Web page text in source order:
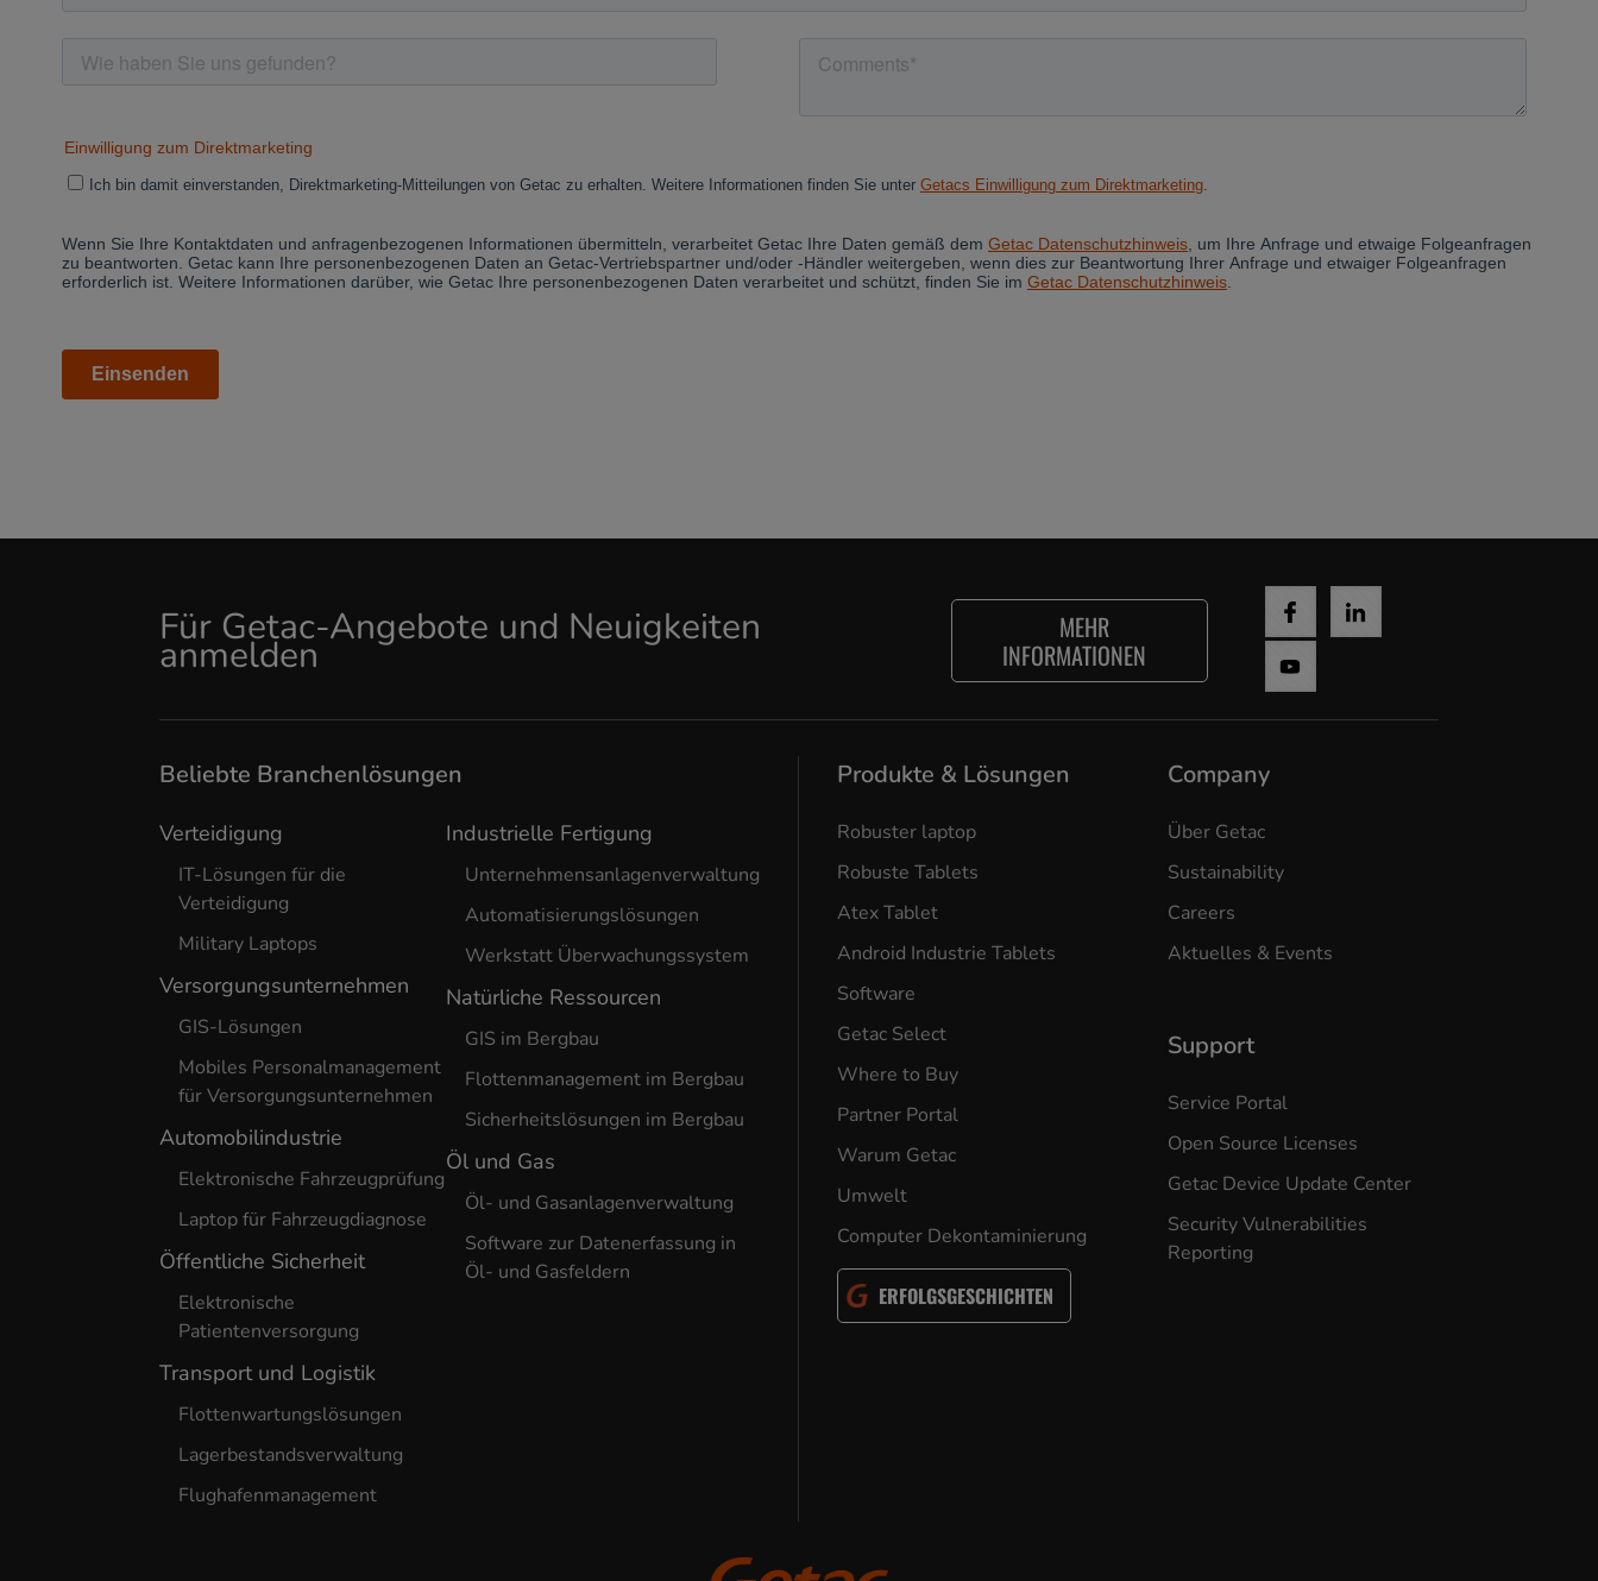
Für Getac-Angebote und Neuigkeiten
anmelden
MEHR
INFORMATIONEN
Beliebte Branchenlösungen
Verteidigung
IT-Lösungen für die
Verteidigung
Military Laptops
Versorgungsunternehmen
GIS-Lösungen
Mobiles Personalmanagement
für Versorgungsunternehmen
Automobilindustrie
Elektronische Fahrzeugprüfung
Laptop für Fahrzeugdiagnose
Öffentliche Sicherheit
Elektronische
Patientenversorgung
Transport und Logistik
Flottenwartungslösungen
Lagerbestandsverwaltung
Flughafenmanagement
Industrielle Fertigung
Unternehmensanlagenverwaltung
Automatisierungslösungen
Werkstatt Überwachungssystem
Natürliche Ressourcen
GIS im Bergbau
Flottenmanagement im Bergbau
Sicherheitslösungen im Bergbau
Öl und Gas
Öl- und Gasanlagenverwaltung
Software zur Datenerfassung in
Öl- und Gasfeldern
Produkte & Lösungen
Robuster laptop
Robuste Tablets
Atex Tablet
Android Industrie Tablets
Software
Getac Select
Where to Buy
Partner Portal
Warum Getac
Umwelt
Computer Dekontaminierung
ERFOLGSGESCHICHTEN
Company
Über Getac
Sustainability
Careers
Aktuelles & Events
Support
Service Portal
Open Source Licenses
Getac Device Update Center
Security Vulnerabilities
Reporting